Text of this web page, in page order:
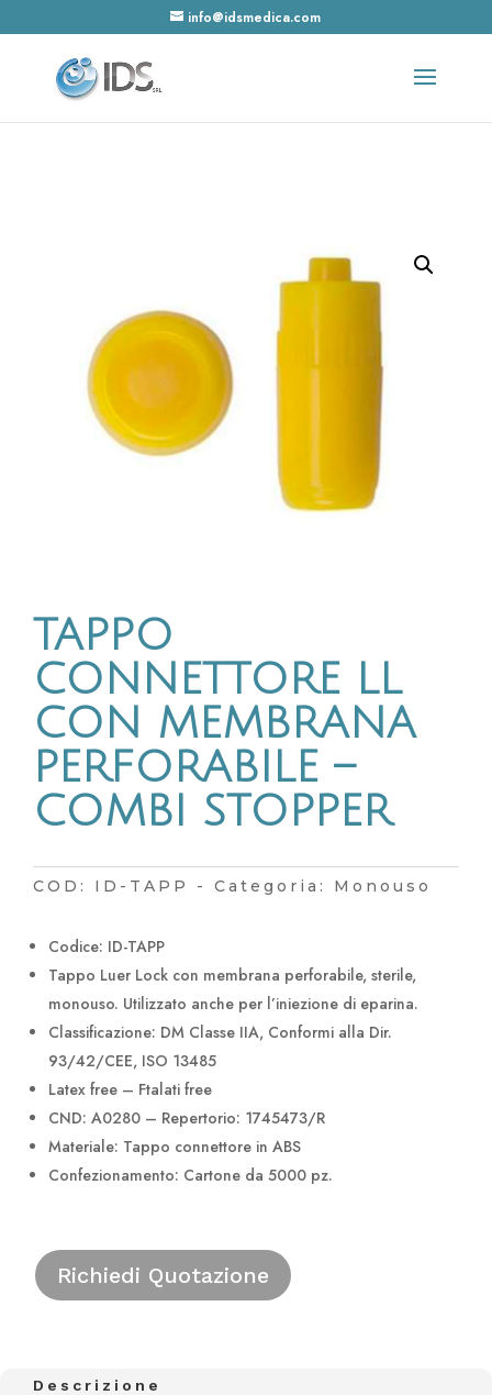
info@idsmedica.com
TAPPO
CONNETTORE LL
CON MEMBRANA
PERFORABILE –
COMBI STOPPER
COD: ID-TAPP Categoria: Monouso
Codice: ID-TAPP
Tappo Luer Lock con membrana perforabile, sterile,
monouso. Utilizzato anche per l’iniezione di eparina.
Classificazione: DM Classe IIA, Conformi alla Dir.
93/42/CEE, ISO 13485
Latex free – Ftalati free
CND: A0280 – Repertorio: 1745473/R
Materiale: Tappo connettore in ABS
Confezionamento: Cartone da 5000 pz.
Richiedi Quotazione
Descrizione